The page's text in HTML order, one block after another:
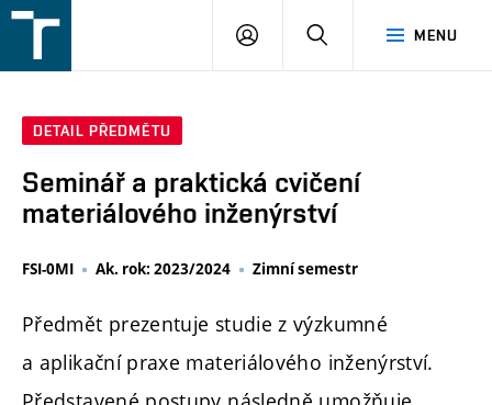
v
MENU
PŘIHLÁŠENÍ
DETAIL PŘEDMĚTU
Seminář a praktická cvičení
materiálového inženýrství
FSI-0MI Ak. rok: 2023/2024 Zimní semestr
Předmět prezentuje studie z výzkumné
a aplikační praxe materiálového inženýrství.